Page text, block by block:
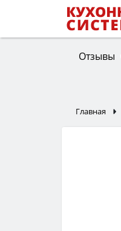
Отзывы
Главная